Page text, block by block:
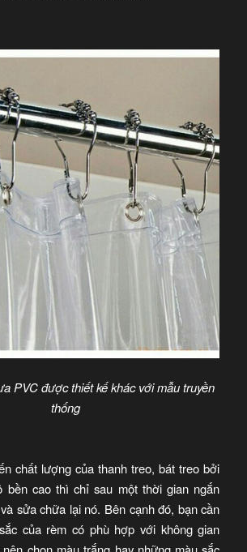
PVC được thiết kế khác với mẫu truyền
thống
chất lượng của thanh treo, bát treo bởi
bền cao thì chỉ sau một thời gian ngắn
sửa chữa lại nó. Bên cạnh đó, bạn cần
của rèm có phù hợp với không gian